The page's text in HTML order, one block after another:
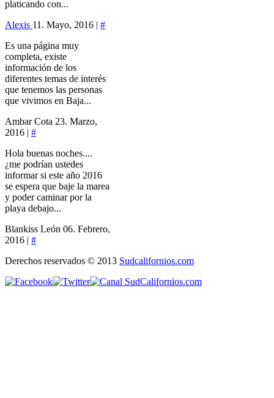
platicando con...
Alexis 11. Mayo, 2016 | #
Es una página muy
completa, existe
información de los
diferentes temas de interés
que tenemos las personas
que vivimos en Baja...
Ambar Cota 23. Marzo,
2016 | #
Hola buenas noches....
¿me podrían ustedes
informar si este año 2016
se espera que baje la marea
y poder caminar por la
playa debajo...
Blankiss León 06. Febrero,
2016 | #
Derechos reservados © 2013 Sudcalifornios.com